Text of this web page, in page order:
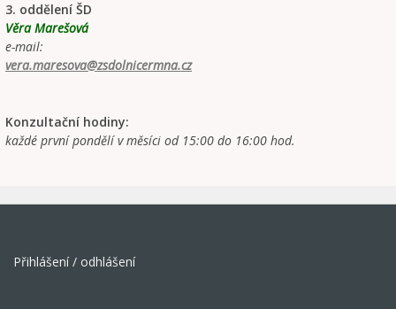
3. oddělení ŠD
Věra Marešová
e-mail:
vera.maresova@zsdolnicermna.cz
Konzultační hodiny:
každé první pondělí v měsíci od 15:00 do 16:00 hod.
Přihlášení / odhlášení